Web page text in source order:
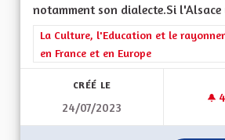
notamment son dialecte.Si l'Alsace
Filtrer les résultats de la catégorie :
La Culture, l'Education et le
en France et en Europe
CRÉÉ LE
24/07/2023